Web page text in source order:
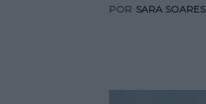
POR SARA SOARES